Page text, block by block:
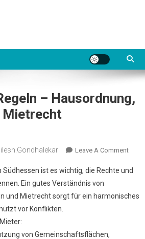
– Hausordnung,
Mietrecht
Leave A CommentOn
Mit
–
Südhessen ist es wichtig, die Rechte und
Ein gutes Verständnis von
und Mietrecht sorgt für ein harmonisches
vor Konflikten.
von Gemeinschaftsflächen,